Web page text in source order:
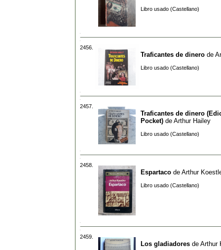
Libro usado (Castellano)
2456.
Traficantes de dinero de
Libro usado (Castellano)
2457.
Traficantes de dinero
Pocket) de Arthur Hailey
Libro usado (Castellano)
2458.
Espartaco de Arthur
Libro usado (Castellano)
2459.
Los gladiadores de Arthur